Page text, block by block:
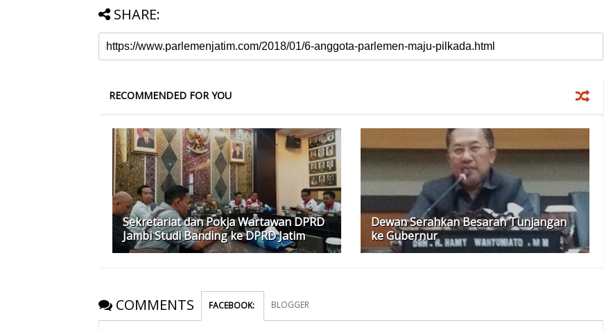
SHARE:
RECOMMENDED FOR YOU
‎Sekretariat dan Pokja Wartawan DPRD
Jambi Studi Banding ke DPRD Jatim
Dewan Serahkan Besaran Tunjangan
ke Gubernur
COMMENTS FACEBOOK: BLOGGER